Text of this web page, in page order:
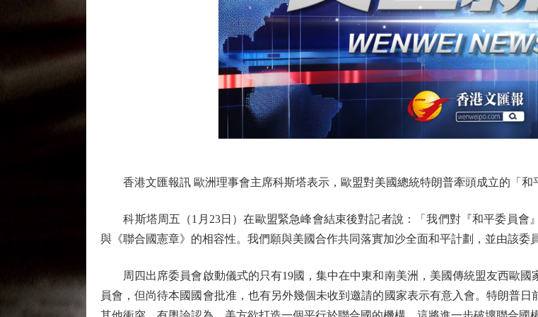
香港文匯報訊 歐洲理事會主席科斯塔表示，歐盟對美國總統特朗普牽頭成立的「和
科斯塔周五（1月23日）在歐盟緊急峰會結束後對記者說：「我們對『和平委員會
與《聯合國憲章》的相容性。我們願與美國合作共同落實加沙全面和平計劃，並由該委
周四出席委員會啟動儀式的只有19國，集中在中東和南美洲，美國傳統盟友西歐國
員會，但尚待本國國會批准，也有另外幾個未收到邀請的國家表示有意入會。特朗普